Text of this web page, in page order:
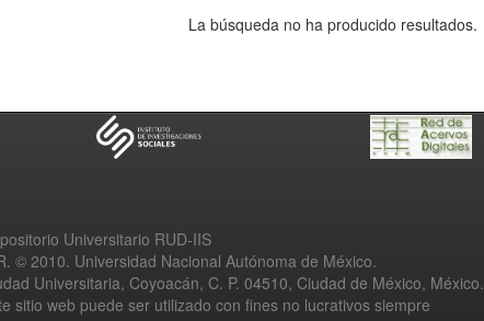
La búsqueda no ha producido resultados.
Universitario RUD-IIS
© 2010. Universidad Nacional Autónoma de México.
Universitaria, Coyoacán, C. P. 04510, Ciudad de México, México.
sitio web puede ser utilizado con fines no lucrativos siempre